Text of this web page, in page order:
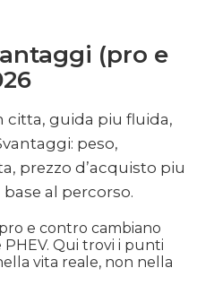
(pro e
citta, guida piu fluida,
peso,
prezzo d’acquisto piu
al percorso.
e contro cambiano
PHEV. Qui trovi i punti
vita reale, non nella